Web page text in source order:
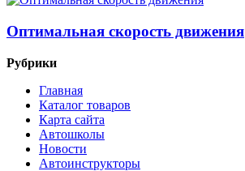
Оптимальная скорость движения
Рубрики
Главная
Каталог товаров
Карта сайта
Автошколы
Новости
Автоинструкторы